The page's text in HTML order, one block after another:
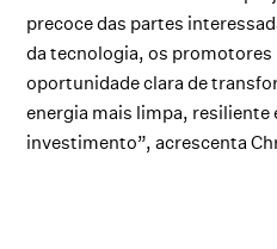
precoce das partes
da tecnologia, os promotores
oportunidade clara de
energia mais limpa, resiliente
investimento”, acrescenta